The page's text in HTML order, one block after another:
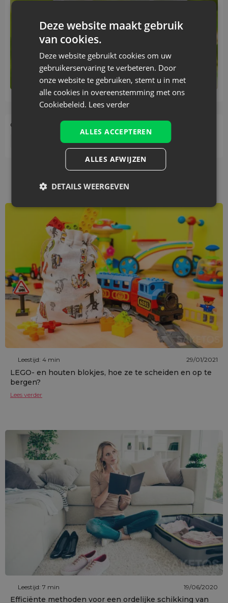
Onderwerpen:
Organza zakjes
Bekijk vergelijkbare artikelen
Leestijd: 4 min 29/01/2021
LEGO- en houten blokjes, hoe ze te scheiden en op te
bergen?
Lees verder
Leestijd: 7 min 19/06/2020
Efficiënte methoden voor een ordelijke schikking van
Deze website maakt gebruik
van cookies.
Deze website gebruikt cookies om uw
gebruikerservaring te verbeteren. Door
onze website te gebruiken, stemt u in met
alle cookies in overeenstemming met ons
Cookiebeleid. Lees verder
ALLES ACCEPTEREN
ALLES AFWIJZEN
DETAILS WEERGEVEN